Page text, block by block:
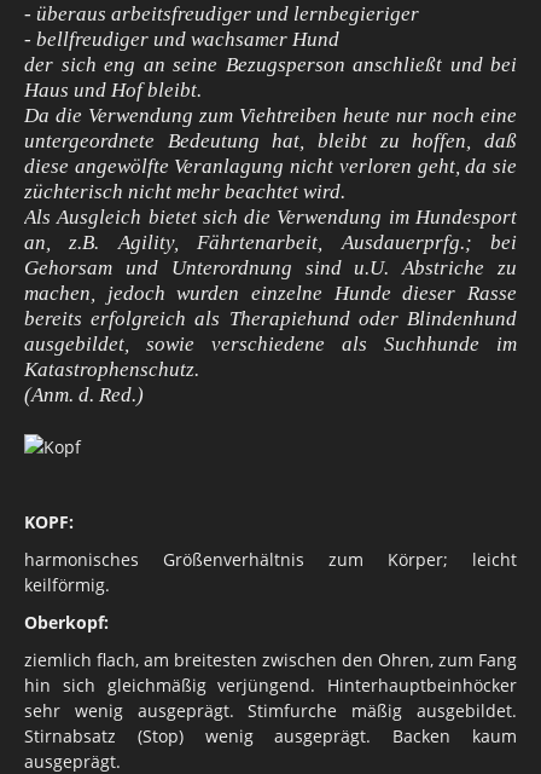
- überaus arbeitsfreudiger und lernbegieriger
- bellfreudiger und wachsamer Hund
der sich eng an seine Bezugsperson anschließt und bei
Haus und Hof bleibt.
Da die Verwendung zum Viehtreiben heute nur noch eine
untergeordnete Bedeutung hat, bleibt zu hoffen, daß
diese angewölfte Veranlagung nicht verloren geht, da sie
züchterisch nicht mehr beachtet wird.
Als Ausgleich bietet sich die Verwendung im Hundesport
an, z.B. Agility, Fährtenarbeit, Ausdauerprfg.; bei
Gehorsam und Unterordnung sind u.U. Abstriche zu
machen, jedoch wurden einzelne Hunde dieser Rasse
bereits erfolgreich als Therapiehund oder Blindenhund
ausgebildet, sowie verschiedene als Suchhunde im
Katastrophenschutz.
(Anm. d. Red.)
KOPF:
harmonisches Größenverhältnis zum Körper; leicht
keilförmig.
Oberkopf:
ziemlich flach, am breitesten zwischen den Ohren, zum Fang
hin sich gleichmäßig verjüngend. Hinterhauptbeinhöcker
sehr wenig ausgeprägt. Stimfurche mäßig ausgebildet.
Stirnabsatz (Stop) wenig ausgeprägt. Backen kaum
ausgeprägt.